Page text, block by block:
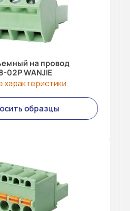
на провод
02P WANJIE
характеристики
образцы